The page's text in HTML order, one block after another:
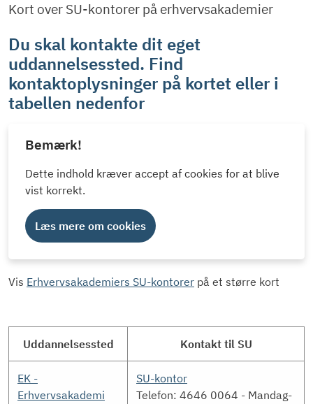
Kort over SU-kontorer på erhvervsakademier
Du skal kontakte dit eget
uddannelsessted. Find
kontaktoplysninger på kortet eller i
tabellen nedenfor
Bemærk!
Dette indhold kræver accept af cookies for at blive
vist korrekt.
Læs mere om cookies
Vis Erhvervsakademiers SU-kontorer på et større kort
Uddannelsessted Kontakt til SU
EK -
Erhvervsakademi
SU-kontor
Telefon: 4646 0064 - Mandag-